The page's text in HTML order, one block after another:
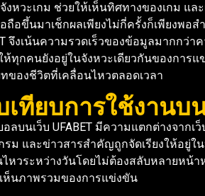
งหวะเกม ช่วยให้เห็นทิศทางของเกม แ
ถือขึ้นมาเช็กผลเพียงไม่กี่ครั้งก็เพียงพอ
จึงเน้นความรวดเร็วของข้อมูลมากกว่
ห้ทุกคนยังอยู่ในจังหวะเดียวกันของกา
ของชีวิตที่เคลื่อนไหวตลอดเวลา
เทียบการใช้งานบ
บนเว็บ UFABET มีความแตกต่างจาก
รม และข่าวสารสำคัญถูกจัดเรียงให้อยู่
หวระหว่างวันโดยไม่ต้องสลับหลายหน้
ห็นภาพรวมของการแข่งขัน